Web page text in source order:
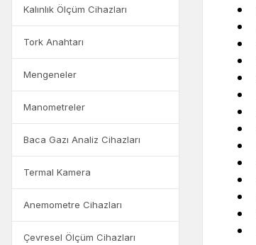
Kalınlık Ölçüm Cihazları
Tork Anahtarı
Mengeneler
Manometreler
Baca Gazı Analiz Cihazları
Termal Kamera
Anemometre Cihazları
Çevresel Ölçüm Cihazları